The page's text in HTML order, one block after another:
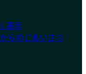
表示
らのごあいさつ